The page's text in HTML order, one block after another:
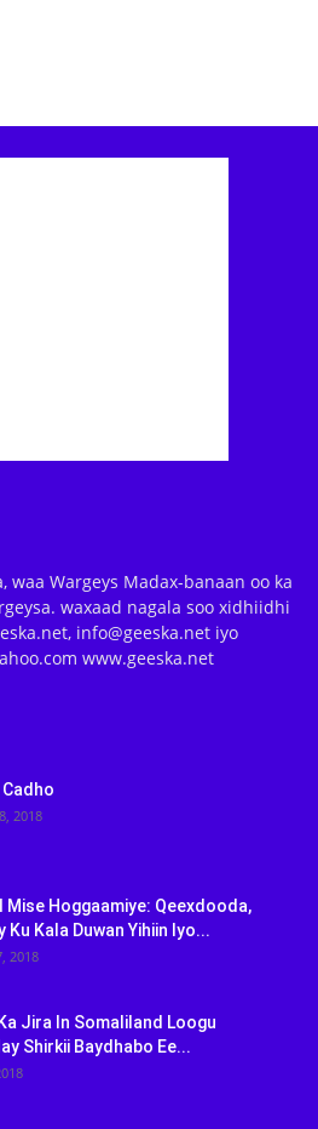
waa Wargeys Madax-banaan oo ka
waxaad nagala soo xidhiidhi
info@geeska.net iyo
www.geeska.net
Cadho
2018
Mise Hoggaamiye: Qeexdooda,
Ku Kala Duwan Yihiin Iyo...
2018
Jira In Somaliland Loogu
Shirkii Baydhabo Ee...